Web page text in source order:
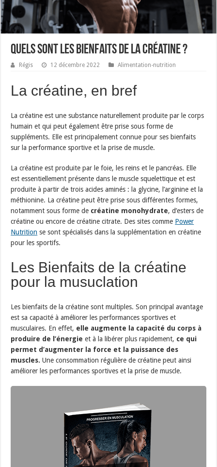
Quels sont les bienfaits de la créatine ?
Régis 12 décembre 2022 Alimentation-nutrition
La créatine, en bref
La créatine est une substance naturellement produite par le corps
humain et qui peut également être prise sous forme de
suppléments. Elle est principalement connue pour ses bienfaits
sur la performance sportive et la prise de muscle.
La créatine est produite par le foie, les reins et le pancréas. Elle
est essentiellement présente dans le muscle squelettique et est
produite à partir de trois acides aminés : la glycine, l’arginine et la
méthionine. La créatine peut être prise sous différentes formes,
notamment sous forme de créatine monohydrate, d’esters de
créatine ou encore de créatine citrate. Des sites comme Power
Nutrition se sont spécialisés dans la supplémentation en créatine
pour les sportifs.
Les Bienfaits de la créatine
pour la musuclation
Les bienfaits de la créatine sont multiples. Son principal avantage
est sa capacité à améliorer les performances sportives et
musculaires. En effet, elle augmente la capacité du corps à
produire de l’énergie et à la libérer plus rapidement, ce qui
permet d’augmenter la force et la puissance des
muscles. Une consommation régulière de créatine peut ainsi
améliorer les performances sportives et la prise de muscle.